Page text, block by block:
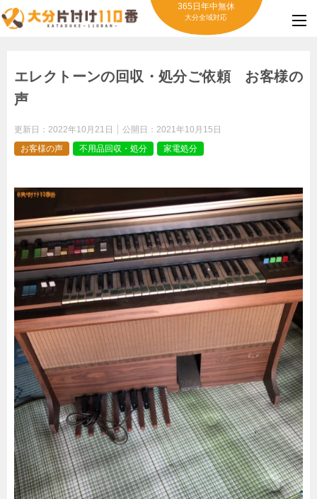
365日年中無休
大分全域対応
エレクトーンの回収・処分ご依頼 お客様の
声
更新日： 2022年10月21日 公開日： 2021年10月15日
お客様の声
不用品回収・処分 家電処分